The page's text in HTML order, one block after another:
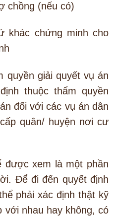
chồng (nếu có)
khác chứng minh cho
quyền giải quyết vụ án
thuộc thẩm quyền
đối với các vụ án dân
quân/ huyện nơi cư
được xem là một phần
Để đi đến quyết định
phải xác định thật kỹ
với nhau hay không, có